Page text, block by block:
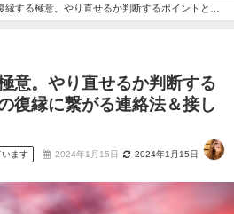
縁する極意。やり直せるか判断するポイントと不
方
意。やり直せるか判断する
復縁に繋がる連絡法＆接し
います 2024年1月15日 2024年1月15日